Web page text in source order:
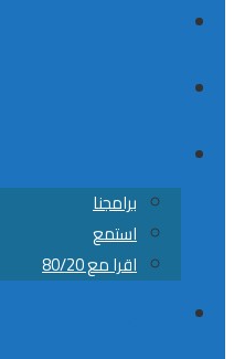
برامجنا
استمع
اقرا مع 80/20